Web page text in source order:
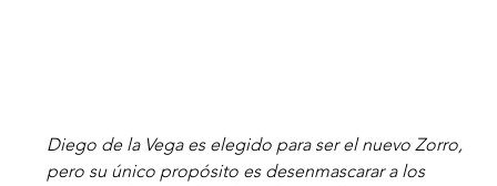
Diego de la Vega es elegido para ser el nuevo Zorro,
pero su único propósito es desenmascarar a los